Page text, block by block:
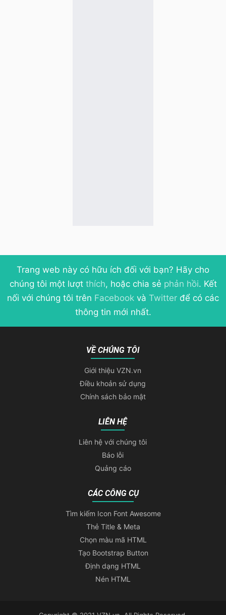
Trang web này có hữu ích đối với bạn? Hãy cho
chúng tôi một lượt thích, hoặc chia sẻ phản hồi. Kết
nối với chúng tôi trên Facebook và Twitter để có các
thông tin mới nhất.
VỀ CHÚNG TÔI
Giới thiệu VZN.vn
Điều khoản sử dụng
Chính sách bảo mật
LIÊN HỆ
Liên hệ với chúng tôi
Báo lỗi
Quảng cáo
CÁC CÔNG CỤ
Tìm kiếm Icon Font Awesome
Thẻ Title & Meta
Chọn màu mã HTML
Tạo Bootstrap Button
Định dạng HTML
Nén HTML